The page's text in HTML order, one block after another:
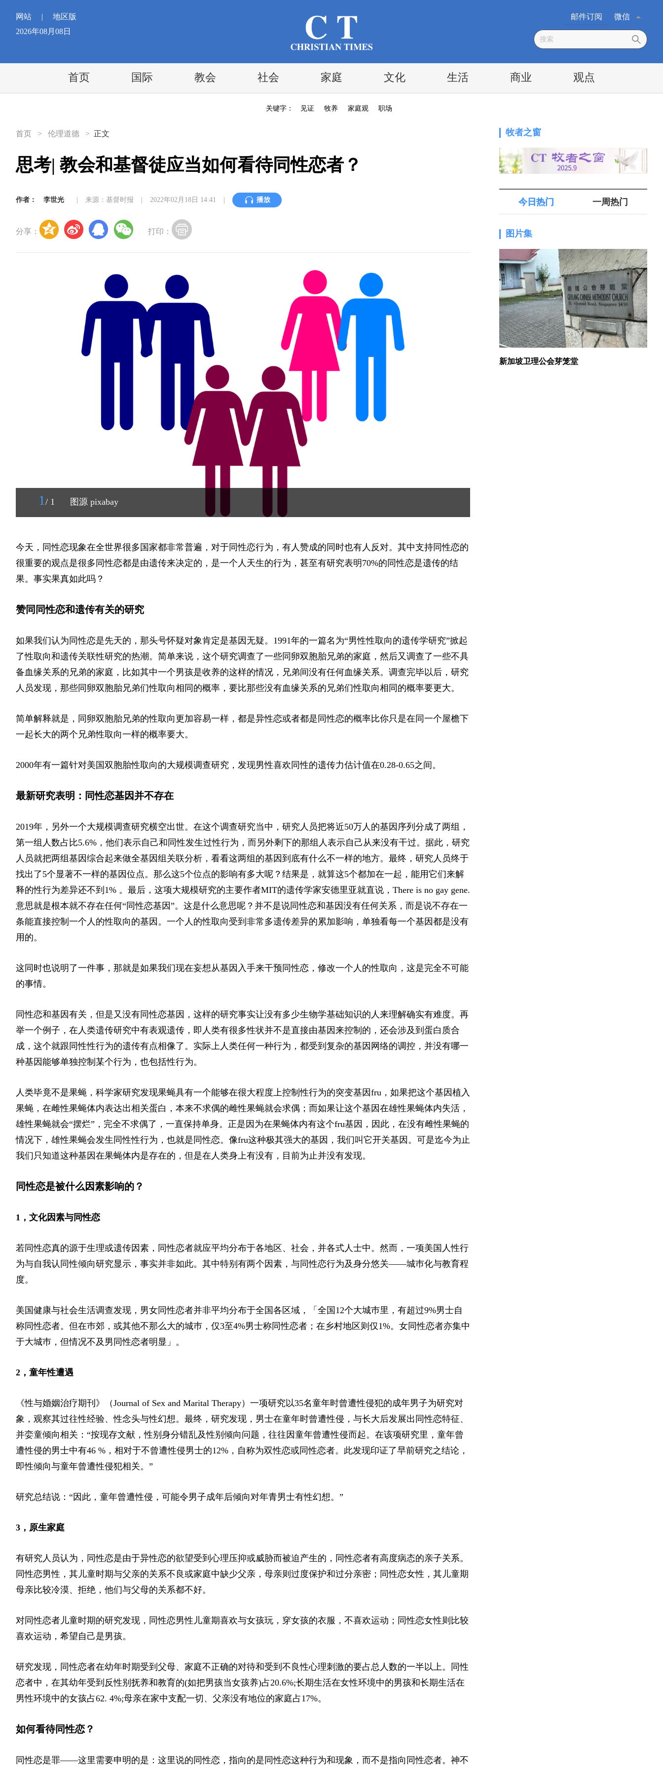
网站 |
地区版
2026年08月08日
微信
邮件订阅
首页 国际 教会 社会 家庭 文化 生活 商业 观点
关键字： 见证 牧养 家庭观 职场
首页 > 伦理道德 > 正文
思考| 教会和基督徒应当如何看待同性恋者？
作者： 李世光 来源：基督时报 2022年02月18日 14:41 播放
分享： 打印：
1 / 1 图源 pixabay
今天，同性恋现象在全世界很多国家都非常普遍，对于同性恋行为，有人赞成的同时也有人反对。其中支持同性恋的
很重要的观点是很多同性恋都是由遗传来决定的，是一个人天生的行为，甚至有研究表明70%的同性恋是遗传的结
果。事实果真如此吗？
赞同同性恋和遗传有关的研究
如果我们认为同性恋是先天的，那头号怀疑对象肯定是基因无疑。1991年的一篇名为“男性性取向的遗传学研究”掀起
了性取向和遗传关联性研究的热潮。简单来说，这个研究调查了一些同卵双胞胎兄弟的家庭，然后又调查了一些不具
备血缘关系的兄弟的家庭，比如其中一个男孩是收养的这样的情况，兄弟间没有任何血缘关系。调查完毕以后，研究
人员发现，那些同卵双胞胎兄弟们性取向相同的概率，要比那些没有血缘关系的兄弟们性取向相同的概率要更大。
简单解释就是，同卵双胞胎兄弟的性取向更加容易一样，都是异性恋或者都是同性恋的概率比你只是在同一个屋檐下
一起长大的两个兄弟性取向一样的概率要大。
2000年有一篇针对美国双胞胎性取向的大规模调查研究，发现男性喜欢同性的遗传力估计值在0.28-0.65之间。
最新研究表明：同性恋基因并不存在
2019年，另外一个大规模调查研究横空出世。在这个调查研究当中，研究人员把将近50万人的基因序列分成了两组，
第一组人数占比5.6%，他们表示自己和同性发生过性行为，而另外剩下的那组人表示自己从来没有干过。据此，研究
人员就把两组基因综合起来做全基因组关联分析，看看这两组的基因到底有什么不一样的地方。最终，研究人员终于
找出了5个显著不一样的基因位点。那么这5个位点的影响有多大呢？结果是，就算这5个都加在一起，能用它们来解
释的性行为差异还不到1% 。最后，这项大规模研究的主要作者MIT的遗传学家安德里亚就直说，There is no gay gene.
意思就是根本就不存在任何“同性恋基因”。这是什么意思呢？并不是说同性恋和基因没有任何关系，而是说不存在一
条能直接控制一个人的性取向的基因。一个人的性取向受到非常多遗传差异的累加影响，单独看每一个基因都是没有
用的。
这同时也说明了一件事，那就是如果我们现在妄想从基因入手来干预同性恋，修改一个人的性取向，这是完全不可能
的事情。
同性恋和基因有关，但是又没有同性恋基因，这样的研究事实让没有多少生物学基础知识的人来理解确实有难度。再
举一个例子，在人类遗传研究中有表观遗传，即人类有很多性状并不是直接由基因来控制的，还会涉及到蛋白质合
成，这个就跟同性性行为的遗传有点相像了。实际上人类任何一种行为，都受到复杂的基因网络的调控，并没有哪一
种基因能够单独控制某个行为，也包括性行为。
人类毕竟不是果蝇，科学家研究发现果蝇具有一个能够在很大程度上控制性行为的突变基因fru，如果把这个基因植入
果蝇，在雌性果蝇体内表达出相关蛋白，本来不求偶的雌性果蝇就会求偶；而如果让这个基因在雄性果蝇体内失活，
雄性果蝇就会“摆烂”，完全不求偶了，一直保持单身。正是因为在果蝇体内有这个fru基因，因此，在没有雌性果蝇的
情况下，雄性果蝇会发生同性性行为，也就是同性恋。像fru这种极其强大的基因，我们叫它开关基因。可是迄今为止
我们只知道这种基因在果蝇体内是存在的，但是在人类身上有没有，目前为止并没有发现。
同性恋是被什么因素影响的？
1，文化因素与同性恋
若同性恋真的源于生理或遗传因素，同性恋者就应平均分布于各地区、社会，并各式人士中。然而，一项美国人性行
为与自我认同性倾向研究显示，事实并非如此。其中特别有两个因素，与同性恋行为及身分悠关——城巿化与教育程
度。
美国健康与社会生活调查发现，男女同性恋者并非平均分布于全国各区域，「全国12个大城巿里，有超过9%男士自
称同性恋者。但在巿郊，或其他不那么大的城巿，仅3至4%男士称同性恋者；在乡村地区则仅1%。女同性恋者亦集中
于大城巿，但情况不及男同性恋者明显」。
2，童年性遭遇
《性与婚姻治疗期刊》（Journal of Sex and Marital Therapy）一项研究以35名童年时曾遭性侵犯的成年男子为研究对
象，观察其过往性经验、性念头与性幻想。最终，研究发现，男士在童年时曾遭性侵，与长大后发展出同性恋特征、
并娈童倾向相关：“按现存文献，性别身分错乱及性别倾向问题，往往因童年曾遭性侵而起。在该项研究里，童年曾
遭性侵的男士中有46 %，相对于不曾遭性侵男士的12%，自称为双性恋或同性恋者。此发现印证了早前研究之结论，
即性倾向与童年曾遭性侵犯相关。”
研究总结说：“因此，童年曾遭性侵，可能令男子成年后倾向对年青男士有性幻想。”
3，原生家庭
有研究人员认为，同性恋是由于异性恋的欲望受到心理压抑或威胁而被迫产生的，同性恋者有高度病态的亲子关系。
同性恋男性，其儿童时期与父亲的关系不良或家庭中缺少父亲，母亲则过度保护和过分亲密；同性恋女性，其儿童期
母亲比较冷漠、拒绝，他们与父母的关系都不好。
对同性恋者儿童时期的研究发现，同性恋男性儿童期喜欢与女孩玩，穿女孩的衣服，不喜欢运动；同性恋女性则比较
喜欢运动，希望自己是男孩。
研究发现，同性恋者在幼年时期受到父母、家庭不正确的对待和受到不良性心理刺激的要占总人数的一半以上。同性
恋者中，在其幼年受到反性别抚养和教育的(如把男孩当女孩养)占20.6%;长期生活在女性环境中的男孩和长期生活在
男性环境中的女孩占62. 4%;母亲在家中支配一切、父亲没有地位的家庭占17%。
如何看待同性恋？
同性恋是罪——这里需要申明的是：这里说的同性恋，指向的是同性恋这种行为和现象，而不是指向同性恋者。神不
牧者之窗
今日热门 一周热门
图片集
新加坡卫理公会芽笼堂